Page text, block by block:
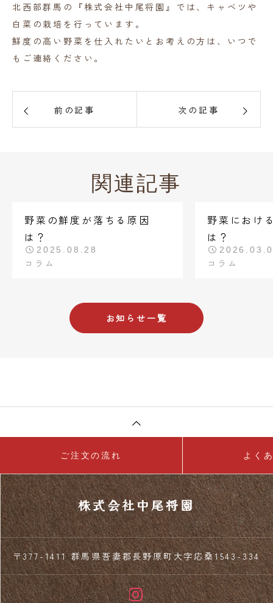
北西部群馬の『株式会社中尾将園』では、キャベツや
白菜の栽培を行っています。
鮮度の高い野菜を仕入れたいとお考えの方は、いつで
もご連絡ください。
前の記事 次の記事
関連記事
野菜の鮮度が落ちる原因
は？
2025.08.28
コラム
野菜におけ
は？
コラム
お知らせ一覧
ご注文の流れ よく
株式会社中尾将園
〒377-1411 群馬県吾妻郡長野原町大字応桑1543-334